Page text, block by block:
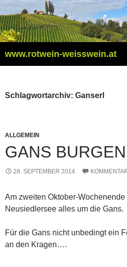
Inhalt
springen
www.rotwein-weisswein.at
Schlagwortarchiv: Ganserl
ALLGEMEIN
GANS
28. SEPTEMBER 2014
Am zweiten Oktober-
Neusiedlersee alles um die Gans.
Für die Gans nicht unbedingt ein
an den Kragen….